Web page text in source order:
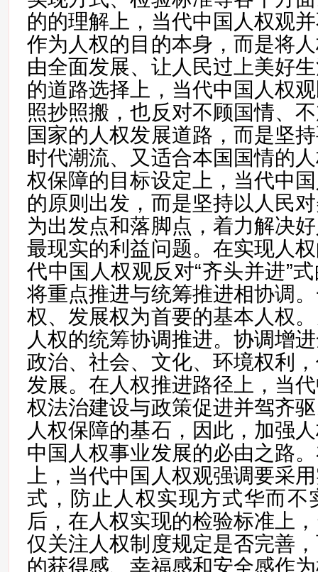
的的理解上，当代中国人权观
作为人权的目的本身，而是将
由全面发展、让人民过上美好
的道路选择上，当代中国人权
照抄照搬，也反对不顾国情、
国家的人权发展道路，而是坚
时代潮流、又适合本国国情的
权保障的目标设定上，当代中
的原则出发，而是坚持以人民
为出发点和落脚点，着力解决
最现实的利益问题。在实现人
代中国人权观反对“齐头并进”
将重点推进与统筹推进相协调
权、发展权为首要的基本人权
人权的统筹协调推进。协调增
政治、社会、文化、环境权利
发展。在人权推进路径上，当
权法治建设与政策促进并驾齐
人权保障的基石，因此，加强
中国人权事业发展的必由之路
上，当代中国人权观强调要采
式，防止人权实现方式华而不
后，在人权实现的检验标准上
仅关注人权制度规定是否完善
的获得感、幸福感和安全感作